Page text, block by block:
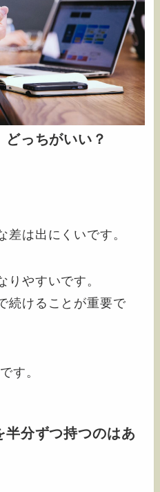
っちがいい？
差は出にくいです。
りやすいです。
続けることが重要で
です。
分ずつ持つのはあ